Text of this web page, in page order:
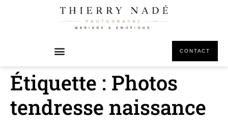
CONTACT
Étiquette : Photos
tendresse naissance